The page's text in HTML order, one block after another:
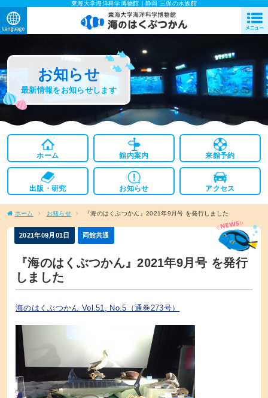
東海大学海洋科学博物館｜静岡 三保の水族館
お知らせ
最新情報をお知らせします
ホーム 館内案内 来館予約
出版・研究 お知らせ アクセス
ホーム お知らせ 『海のはくぶつかん』2021年9月号 を発行しました
2021年09月01日 両館共通
『海のはくぶつかん』2021年9月号 を発行
しました
海のはくぶつかん Vol.51, No.5（通巻273号）